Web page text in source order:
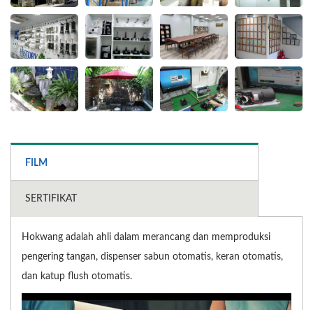
FILM
SERTIFIKAT
Hokwang adalah ahli dalam merancang dan memproduksi
pengering tangan, dispenser sabun otomatis, keran otomatis,
dan katup flush otomatis.